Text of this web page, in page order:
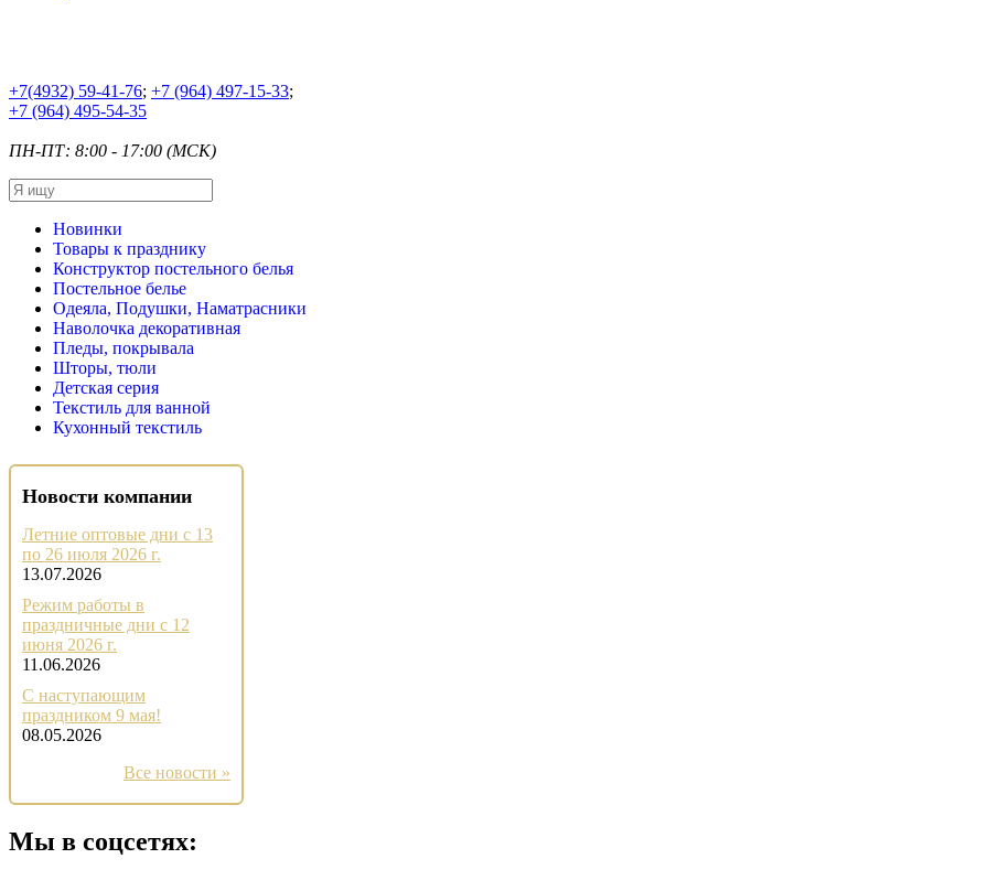
+7(4932) 59-41-76; +7 (964) 497-15-33;
+7 (964) 495-54-35
ПН-ПТ: 8:00 - 17:00 (МСК)
Новинки
Товары к празднику
Конструктор постельного белья
Постельное белье
Одеяла, Подушки, Наматрасники
Наволочка декоративная
Пледы, покрывала
Шторы, тюли
Детская серия
Текстиль для ванной
Кухонный текстиль
Новости компании
Летние оптовые дни с 13
по 26 июля 2026 г.
13.07.2026
Режим работы в
праздничные дни с 12
июня 2026 г.
11.06.2026
С наступающим
праздником 9 мая!
08.05.2026
Все новости »
Мы в соцсетях: